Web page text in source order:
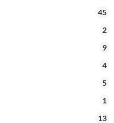
45
2
9
4
5
1
13